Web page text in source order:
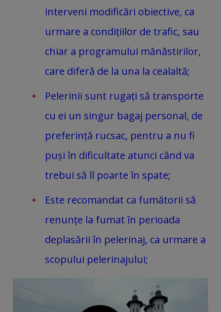
interveni modificări obiective, ca
urmare a condițiilor de trafic, sau
chiar a programului mănăstirilor,
care diferă de la una la cealaltă;
Pelerinii sunt rugați să transporte
cu ei un singur bagaj personal, de
preferință rucsac, pentru a nu fi
puși în dificultate atunci când va
trebui să îl poarte în spate;
Este recomandat ca fumătorii să
renunțe la fumat în perioada
deplasării în pelerinaj, ca urmare a
scopului pelerinajului;